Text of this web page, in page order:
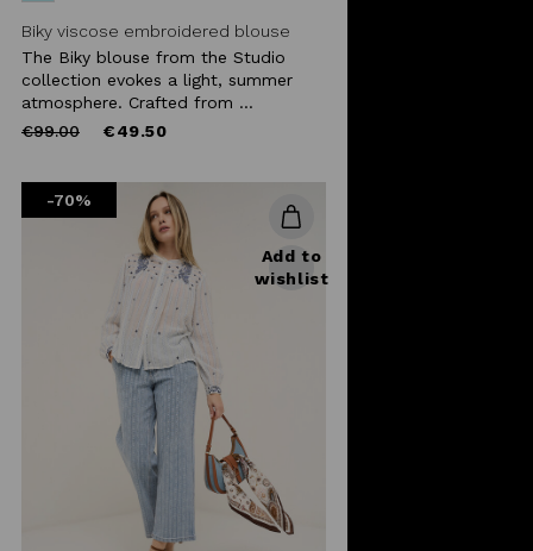
Biky viscose embroidered blouse
The Biky blouse from the Studio
collection evokes a light, summer
atmosphere. Crafted from ...
Price
€99.00to €49.50
-70%
Add to
wishlist